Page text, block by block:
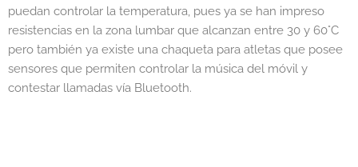
puedan controlar la temperatura, pues ya se han impreso
resistencias en la zona lumbar que alcanzan entre 30 y 60°C
pero también ya existe una chaqueta para atletas que posee
sensores que permiten controlar la música del móvil y
contestar llamadas vía Bluetooth.